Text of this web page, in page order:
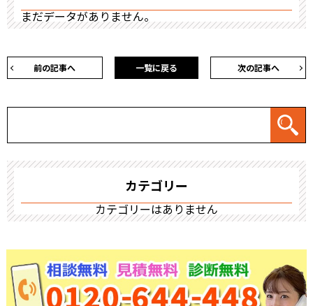
まだデータがありません。
前の記事へ 次の記事へ
一覧に戻る
カテゴリー
カテゴリーはありません